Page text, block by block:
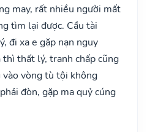
may, rất nhiều người mất
tìm lại được. Cầu tài
đi xa e gặp nạn nguy
thất lý, tranh chấp cũng
vòng tù tội không
đòn, gặp ma quỷ cúng